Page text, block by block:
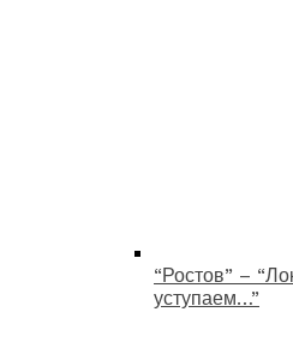
“Ростов” –
уступаем…”